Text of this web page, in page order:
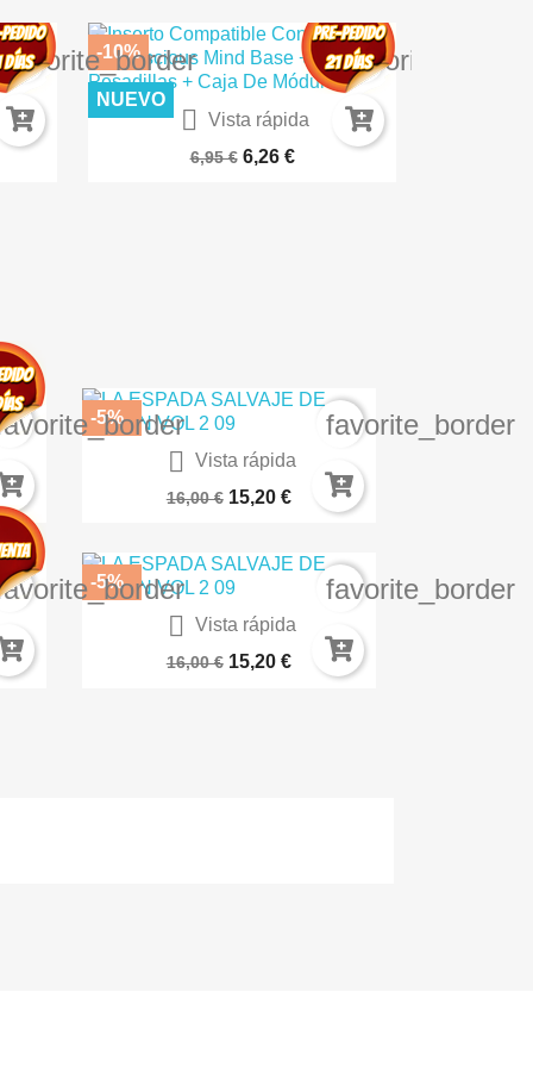
favorite_border

Vista rápida
TEXTURA DE MUSGO 100ML AK8038
6,95 € 6,26 €
-10%
NUEVO

Vista rápida
Biblioteca Vertigo John...
16,00 € 15,20 €
-5% favorite_border

Vista rápida
Biblioteca Marvel 111. Los...
16,00 € 15,20 €
-5% favorite_border